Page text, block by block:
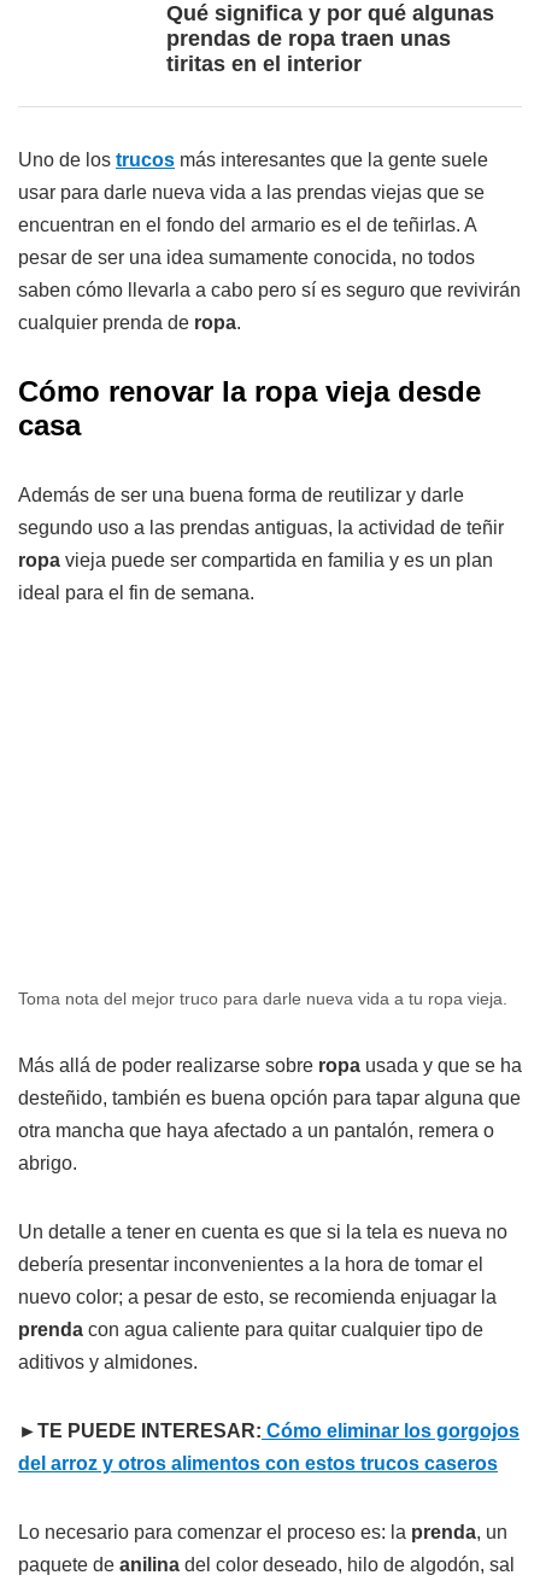
Qué significa y por qué algunas
prendas de ropa traen unas
tiritas en el interior
Uno de los trucos más interesantes que la gente suele
usar para darle nueva vida a las prendas viejas que se
encuentran en el fondo del armario es el de teñirlas. A
pesar de ser una idea sumamente conocida, no todos
saben cómo llevarla a cabo pero sí es seguro que revivirán
cualquier prenda de ropa.
Cómo renovar la ropa vieja desde
casa
Además de ser una buena forma de reutilizar y darle
segundo uso a las prendas antiguas, la actividad de teñir
ropa vieja puede ser compartida en familia y es un plan
ideal para el fin de semana.
Toma nota del mejor truco para darle nueva vida a tu ropa vieja.
Más allá de poder realizarse sobre ropa usada y que se ha
desteñido, también es buena opción para tapar alguna que
otra mancha que haya afectado a un pantalón, remera o
abrigo.
Un detalle a tener en cuenta es que si la tela es nueva no
debería presentar inconvenientes a la hora de tomar el
nuevo color; a pesar de esto, se recomienda enjuagar la
prenda con agua caliente para quitar cualquier tipo de
aditivos y almidones.
►TE PUEDE INTERESAR: Cómo eliminar los gorgojos
del arroz y otros alimentos con estos trucos caseros
Lo necesario para comenzar el proceso es: la prenda, un
paquete de anilina del color deseado, hilo de algodón, sal